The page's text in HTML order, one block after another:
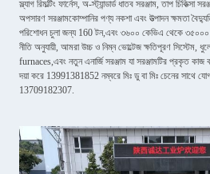
স্ল্যাগ রিমল্টিং ফার্নেস, অ-স্ট্যান্ডার্ড ধাতব সরঞ্জাম, তাপ চিকিত্সা
অপসারণ সরঞ্জামকোম্পানির পণ্য নকশা এবং উত্পাদন ক্ষমতা
পরিশোধন চুলা জন্য 160 টন,এবং ৩৬০০ কেভিএ থেকে ৩৫০০০
নীতি অনুযায়ী, আমরা উচ্চ ও নিম্ন ভোল্টেজ ক্ষতিপূরণ
furnaces,এবং নতুন এনার্জি সরঞ্জাম যা সরঞ্জামটির প্রকৃত
দয়া করে 13991381852 নম্বরে মিঃ ডু বা মিঃ চেনের সাথে
13709182307.